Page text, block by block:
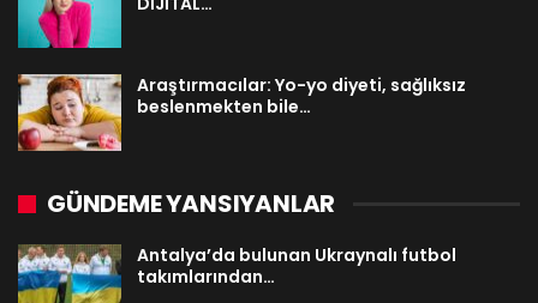
Araştırmacılar: Yo-yo diyeti, sağlıksız
beslenmekten bile…
GÜNDEME YANSIYANLAR
Antalya’da bulunan Ukraynalı futbol
takımlarından…